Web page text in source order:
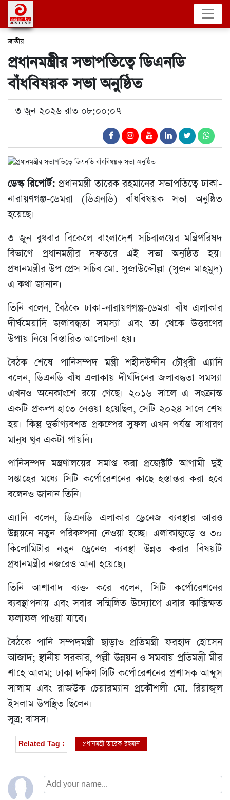
জাতীয়
প্রধানমন্ত্রীর সভাপতিত্বে ডিএনডি
বাঁধবিষয়ক সভা অনুষ্ঠিত
৩ জুন ২০২৬ রাত ০৮:০০:০৭
ডেস্ক রিপোর্ট: প্রধানমন্ত্রী তারেক রহমানের সভাপতিত্বে ঢাকা-
নারায়ণগঞ্জ-ডেমরা (ডিএনডি) বাঁধবিষয়ক সভা অনুষ্ঠিত
হয়েছে।
৩ জুন বুধবার বিকেলে বাংলাদেশ সচিবালয়ের মন্ত্রিপরিষদ
বিভাগে প্রধানমন্ত্রীর দফতরে এই সভা অনুষ্ঠিত হয়।
প্রধানমন্ত্রীর উপ প্রেস সচিব মো. সুজাউদ্দৌল্লা (সুজন মাহমুদ)
এ কথা জানান।
তিনি বলেন, বৈঠকে ঢাকা-নারায়ণগঞ্জ-ডেমরা বাঁধ এলাকার
দীর্ঘমেয়াদি জলাবদ্ধতা সমস্যা এবং তা থেকে উত্তরণের
উপায় নিয়ে বিস্তারিত আলোচনা হয়।
বৈঠক শেষে পানিসম্পদ মন্ত্রী শহীদউদ্দীন চৌধুরী এ্যানি
বলেন, ডিএনডি বাঁধ এলাকায় দীর্ঘদিনের জলাবদ্ধতা সমস্যা
এখনও অনেকাংশে রয়ে গেছে। ২০১৬ সালে এ সংক্রান্ত
একটি প্রকল্প হাতে নেওয়া হয়েছিল, সেটি ২০২৪ সালে শেষ
হয়। কিন্তু দুর্ভাগ্যবশত প্রকল্পের সুফল এখন পর্যন্ত সাধারণ
মানুষ খুব একটা পায়নি।
পানিসম্পদ মন্ত্রণালয়ের সমাপ্ত করা প্রজেক্টটি আগামী দুই
সপ্তাহের মধ্যে সিটি কর্পোরেশনের কাছে হস্তান্তর করা হবে
বলেনও জানান তিনি।
এ্যানি বলেন, ডিএনডি এলাকার ড্রেনেজ ব্যবস্থার আরও
উন্নয়নে নতুন পরিকল্পনা নেওয়া হচ্ছে। এলাকাজুড়ে ও ৩০
কিলোমিটার নতুন ড্রেনেজ ব্যবস্থা উন্নত করার বিষয়টি
প্রধানমন্ত্রীর নজরেও আনা হয়েছে।
তিনি আশাবাদ ব্যক্ত করে বলেন, সিটি কর্পোরেশনের
ব্যবস্থাপনায় এবং সবার সম্মিলিত উদ্যোগে এবার কাক্সিক্ষত
ফলাফল পাওয়া যাবে।
বৈঠকে পানি সম্পদমন্ত্রী ছাড়াও প্রতিমন্ত্রী ফরহাদ হোসেন
আজাদ; স্থানীয় সরকার, পল্লী উন্নয়ন ও সমবায় প্রতিমন্ত্রী মীর
শাহে আলম; ঢাকা দক্ষিণ সিটি কর্পোরেশনের প্রশাসক আব্দুস
সালাম এবং রাজউক চেয়ারম্যান প্রকৌশলী মো. রিয়াজুল
ইসলাম উপস্থিত ছিলেন।
সূত্র: বাসস।
Related Tag : প্রধানমন্ত্রী তারেক রহমান